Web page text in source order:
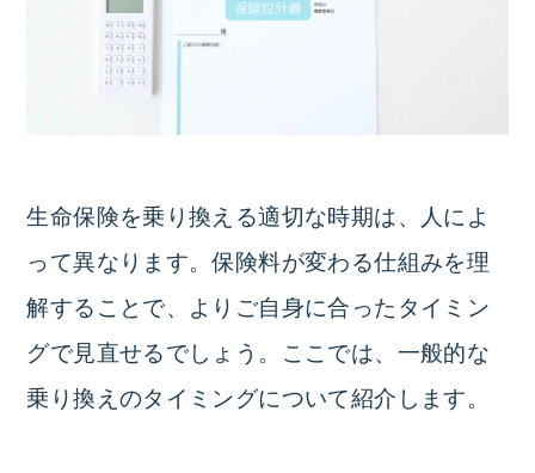
生命保険を乗り換える適切な時期は、人によ
って異なります。保険料が変わる仕組みを理
解することで、よりご自身に合ったタイミン
グで見直せるでしょう。ここでは、一般的な
乗り換えのタイミングについて紹介します。